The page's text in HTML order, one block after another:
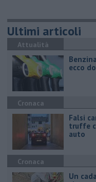
Ultimi articoli
Attualità
ecco
Cronaca
Falsi
truffe
auto
Cronaca
Un